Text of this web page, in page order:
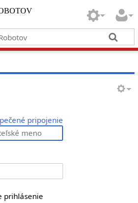
pripojenie
prihlásenie